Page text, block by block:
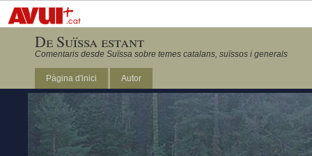
De Suïssa estant
Comentaris desde Suïssa sobre temes catalans, suïssos i generals
Pàgina d'inici Autor